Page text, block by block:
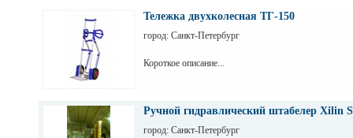
Тележка двухколесная ТГ-150
город: Санкт-Петербург
Короткое описание...
Ручной гидравлический штабелер Xilin
город: Санкт-Петербург